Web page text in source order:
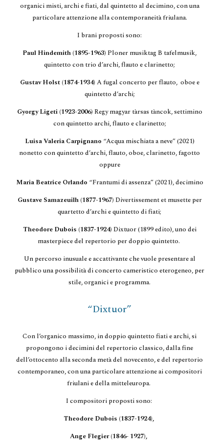
organici misti, archi e fiati, dal quintetto al decimino, con una
particolare attenzione alla contemporaneità friulana.
I brani proposti sono:
Paul Hindemith (1895-1963) Ploner musiktag B tafelmusik,
quintetto con trio d’archi, flauto e clarinetto;
Gustav Holst (1874-1934) A fugal concerto per flauto, oboe e
quintetto d’archi;
Gyorgy Ligeti (1923-2006) Regy magyar tàrsas tàncok, settimino
con quintetto archi, flauto e clarinetto;
Luisa Valeria Carpignano “Acqua mischiata a neve” (2021)
nonetto con quintetto d’archi, flauto, oboe, clarinetto, fagotto
oppure
Maria Beatrice Orlando “Frantumi di assenza” (2021), decimino
Gustave Samazeuilh (1877-1967) Divertissement et musette per
quartetto d’archi e quintetto di fiati;
Theodore Dubois (1837-1924) Dixtuor (1899 edito), uno dei
masterpiece del repertorio per doppio quintetto.
Un percorso inusuale e accattivante che vuole presentare al
pubblico una possibilità di concerto cameristico eterogeneo, per
stile, organici e programma.
“Dixtuor”
Con l’organico massimo, in doppio quintetto fiati e archi, si
propongono i decimini del repertorio classico, dalla fine
dell’ottocento alla seconda metà del novecento, e del repertorio
contemporaneo, con una particolare attenzione ai compositori
friulanie della mitteleuropa.
I compositori proposti sono:
Theodore Dubois (1837-1924),
Ange Flegier (1846- 1927),